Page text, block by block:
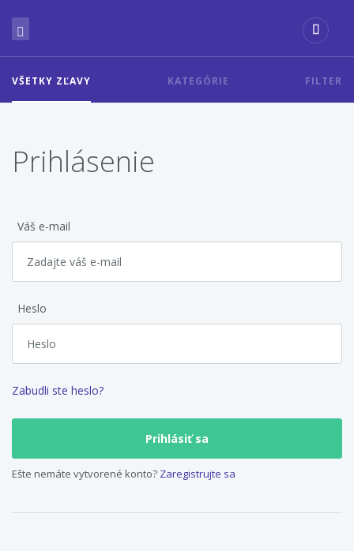
VŠETKY ZĽAVY KATEGÓRIE FILTER
Prihlásenie
Váš e-mail
Heslo
Zabudli ste heslo?
Ešte nemáte vytvorené konto? Zaregistrujte sa